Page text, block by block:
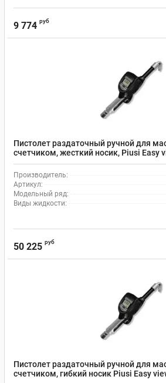
9 774 руб
Пистолет раздаточный ручной для
счетчиком, жесткий носик, Piusi Easy
Производитель:
Артикул:
Модельный ряд:
Виды жидкости:
50 225 руб
Пистолет раздаточный ручной для
счетчиком, гибкий носик Piusi Easy